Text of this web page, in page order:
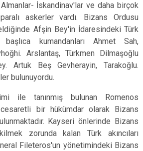
İskandinav'lar ve daha birçok
askerler vardı. Bizans Ordusu
Afşin Bey'in İdaresindeki Türk
başlıca kumandanları Ahmet Sah,
Arslantaş, Türkmen Dilmaşoğlu
Artuk Beş Gevherayin, Tarakoğlu.
bulunuyordu.
ile tanınmış bulunan Romenos
bir hükümdar olarak Bizans
Kayseri önlerinde Bizans
zorunda kalan Türk akıncıları
Fileteros'un yönetimindeki Bizans